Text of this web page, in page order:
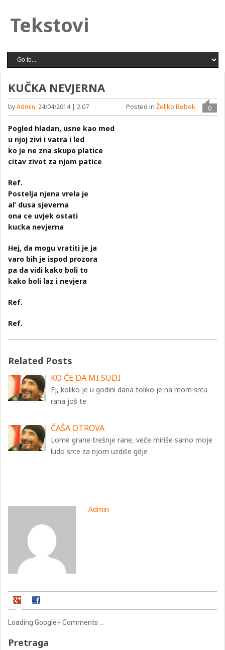
Tekstovi
KUČKA NEVJERNA
byAdmin 24/04/2014 | 2:07 0
Posted in Željko Bebek
Pogled hladan, usne kao med
u njoj zivi i vatra i led
ko je ne zna skupo platice
citav zivot za njom patice
Ref.
Postelja njena vrela je
al’ dusa sjeverna
ona ce uvjek ostati
kucka nevjerna
Hej, da mogu vratiti je ja
varo bih je ispod prozora
pa da vidi kako boli to
kako boli laz i nevjera
Ref.
Ref.
Related Posts
KO ĆE DA MI SUDI
Ej, koliko je u godini dana toliko je na mom srcu
rana još te
ČAŠA OTROVA
Lome grane trešnje rane, veče miriše samo moje
ludo srce za njom uzdiše gdje
Admin
Loading Google+ Comments ...
Pretraga